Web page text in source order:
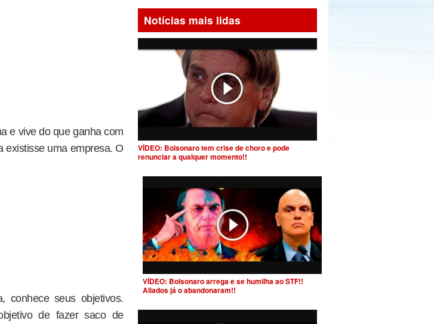
e vive do que ganha com
existisse uma empresa. O
conhece seus objetivos.
de fazer saco de
Notícias mais lidas
VÍDEO: Bolsonaro tem crise de choro e pode
renunciar a qualquer momento!!
VÍDEO: Bolsonaro arrega e se humilha ao STF!!
Aliados já o abandonaram!!